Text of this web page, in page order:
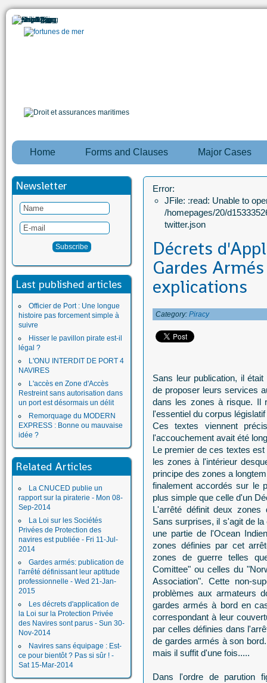
Home Forms and Clauses Major Cases
Newsletter
Last published articles
Officier de Port : Une longue
histoire pas forcement simple à
suivre
Hisser le pavillon pirate est-il
légal ?
L'ONU INTERDIT DE PORT 4
NAVIRES
L'accès en Zone d'Accès
Restreint sans autorisation dans
un port est désormais un délit
Remorquage du MODERN
EXPRESS : Bonne ou mauvaise
idée ?
Related Articles
La CNUCED publie un
rapport sur la piraterie - Mon 08-
Sep-2014
La Loi sur les Sociétés
Privées de Protection des
navires est publiée - Fri 11-Jul-
2014
Gardes armés: publication de
l'arrêté définissant leur aptitude
professionnelle - Wed 21-Jan-
2015
Les décrets d'application de
la Loi sur la Protection Privée
des Navires sont parus - Sun 30-
Nov-2014
Navires sans équipage : Est-
ce pour bientôt ? Pas si sûr ! -
Sat 15-Mar-2014
Error:
JFile: :read: Unable to
/homepages/20/
twitter.json
Décrets
Gardes
explications
Category: Piracy
Sans leur publication, il
de proposer leurs services
dans les zones à risque. Il
l'essentiel du corpus
Ces textes viennent
l'accouchement avait été
Le premier de ces textes
les zones à l'intérieur
principe des zones a
finalement accordés sur le
plus simple que celle d'un
L'arrêté définit deux zones
Sans surprises, il s'agit de
une partie de l'Ocean
zones définies par cet
zones de guerre telles
Comittee" ou celles du
Association". Cette non-
problèmes aux armateurs
gardes armés à bord en
correspondant à leur
par celles définies dans
de gardes armés à son
mais il suffit d'une fois.....
Dans l'ordre de parution